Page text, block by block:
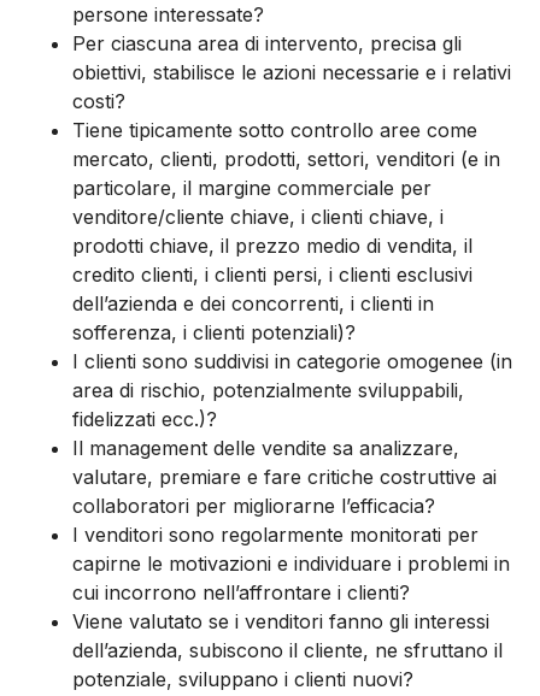
persone interessate?
Per ciascuna area di intervento, precisa gli
obiettivi, stabilisce le azioni necessarie e i relativi
costi?
Tiene tipicamente sotto controllo aree come
mercato, clienti, prodotti, settori, venditori (e in
particolare, il margine commerciale per
venditore/cliente chiave, i clienti chiave, i
prodotti chiave, il prezzo medio di vendita, il
credito clienti, i clienti persi, i clienti esclusivi
dell’azienda e dei concorrenti, i clienti in
sofferenza, i clienti potenziali)?
I clienti sono suddivisi in categorie omogenee (in
area di rischio, potenzialmente sviluppabili,
fidelizzati ecc.)?
Il management delle vendite sa analizzare,
valutare, premiare e fare critiche costruttive ai
collaboratori per migliorarne l’efficacia?
I venditori sono regolarmente monitorati per
capirne le motivazioni e individuare i problemi in
cui incorrono nell’affrontare i clienti?
Viene valutato se i venditori fanno gli interessi
dell’azienda, subiscono il cliente, ne sfruttano il
potenziale, sviluppano i clienti nuovi?